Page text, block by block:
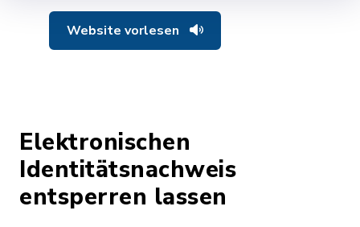
Website vorlesen
Elektronischen
Identitätsnachweis
entsperren lassen